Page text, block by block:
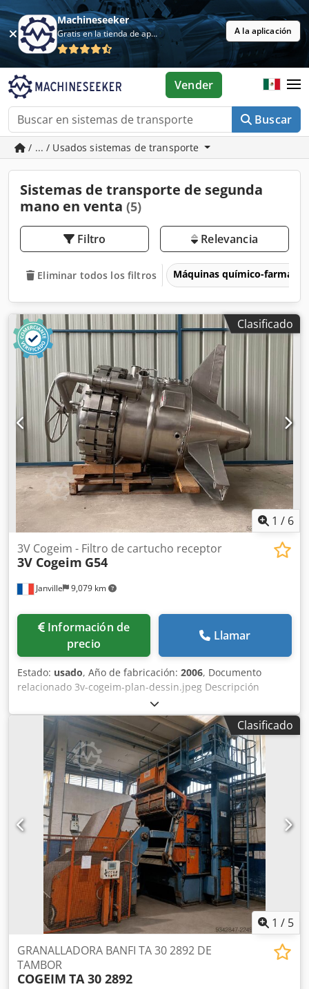
Machineseeker
Gratis en la tienda de aplicaciones A la aplicación
Buscar
Vender
/ ... / Usados sistemas de transporte
Sistemas de transporte de segunda
mano en venta (5)
Filtro Relevancia
Eliminar todos los filtros Máquinas químico-
Clasificado
1 / 6
Janville 9,079 km
3V Cogeim - Filtro de cartucho receptor
3V Cogeim G54
Información de
precio
Llamar
Estado: usado, Año de fabricación: 2006, Documento
relacionado 3v-cogeim-plan-dessin.jpeg Descripción
técnica Acero inoxidable 316L Filtro de cartucho cerrado
Presión de funcionamiento: -1 / +6 bares Temperatura de
funcionamiento: -10 / +140 °C Capacidad: 1130 litros
Unidad ATEX: Ex II 2G IIB Equipamiento incluido: * Entrada
para indicador de nivel * Boquillas de lavado: 16 unidades
* Esferas de lavado: 2 unidades * Boquillas superiores de
lavado con membrana de válvula Novaseptic X3 *
Ventanas: 2 unidades * Cartuchos de filtro de 5 μm: 12
unidades Dcodpsx R Amzsfx Ai Eek
Clasificado
1 / 5
GRANALLADORA BANFI TA 30 2892 DE
TAMBOR
COGEIM TA 30 2892